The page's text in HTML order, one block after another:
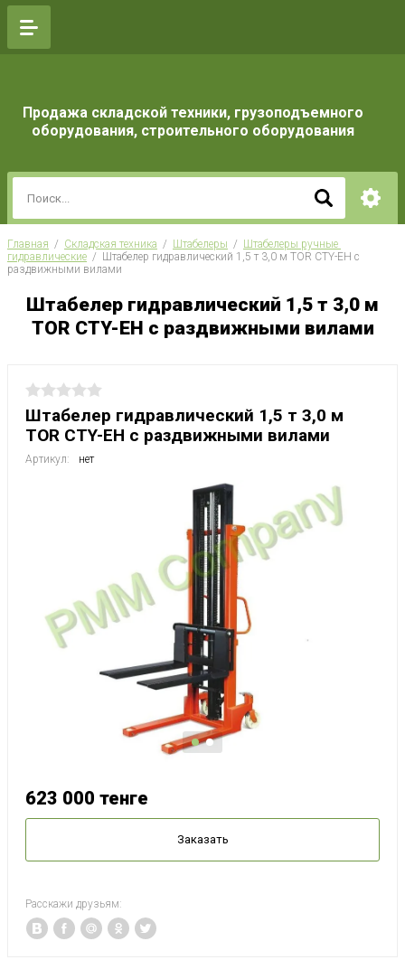
Продажа складской техники, грузоподъемного
оборудования, строительного оборудования
Главная
  /
Складская техника
  /
Штабелеры
  /
Штабелеры ручные
гидравлические
  /  Штабелер гидравлический 1,5 т 3,0 м TOR CTY-EH с
раздвижными вилами
Штабелер гидравлический 1,5 т 3,0 м
TOR CTY-EH с раздвижными вилами
Штабелер гидравлический 1,5 т 3,0 м
TOR CTY-EH с раздвижными вилами
Артикул: нет
623 000 тенге
Заказать
Расскажи друзьям: